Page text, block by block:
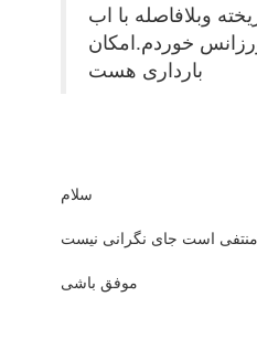
وبلافاصله با اب
خوردم.امکان
بارداری هست
سلام
منتفی است جای نگرانی نیست
موفق باشی